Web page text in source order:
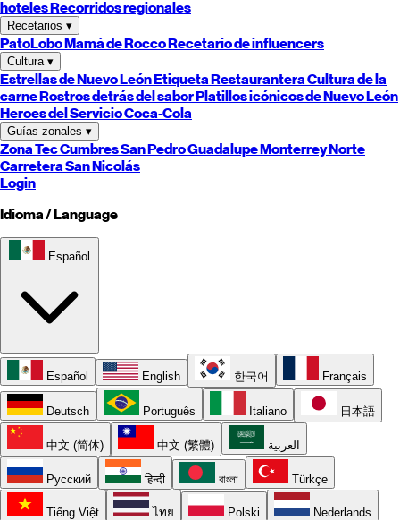
hotelesRecorridos regionales
Recetarios ▾
PatoLoboMamá de RoccoRecetario de influencers
Cultura ▾
Estrellas deNuevo LeónEtiqueta RestauranteraCultura de la
carneRostros detrás del saborPlatillos icónicos deNuevo León
Heroes del Servicio Coca-Cola
Guías zonales ▾
Zona TecCumbresSan PedroGuadalupeMonterreyNorte
CarreteraSan Nicolás
Login
Idioma / Language
Español
Español English 한국어 Français
Deutsch Português Italiano 日本語
中文 (简体) 中文 (繁體) العربية
Русский हिन्दी বাংলা Türkçe
Tiếng Việt ไทย Polski Nederlands